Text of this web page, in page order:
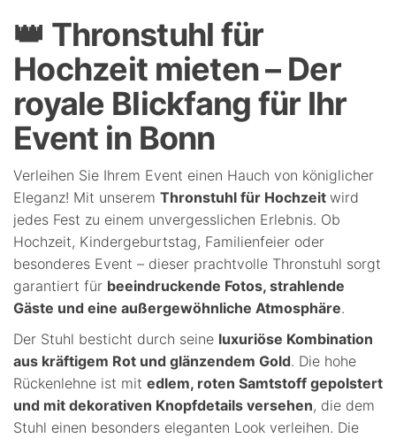
👑 Thronstuhl für
Hochzeit mieten – Der
royale Blickfang für Ihr
Event in Bonn
Verleihen Sie Ihrem Event einen Hauch von königlicher
Eleganz! Mit unserem Thronstuhl für Hochzeit wird
jedes Fest zu einem unvergesslichen Erlebnis. Ob
Hochzeit, Kindergeburtstag, Familienfeier oder
besonderes Event – dieser prachtvolle Thronstuhl sorgt
garantiert für beeindruckende Fotos, strahlende
Gäste und eine außergewöhnliche Atmosphäre.
Der Stuhl besticht durch seine luxuriöse Kombination
aus kräftigem Rot und glänzendem Gold. Die hohe
Rückenlehne ist mit edlem, roten Samtstoff gepolstert
und mit dekorativen Knopfdetails versehen, die dem
Stuhl einen besonders eleganten Look verleihen. Die